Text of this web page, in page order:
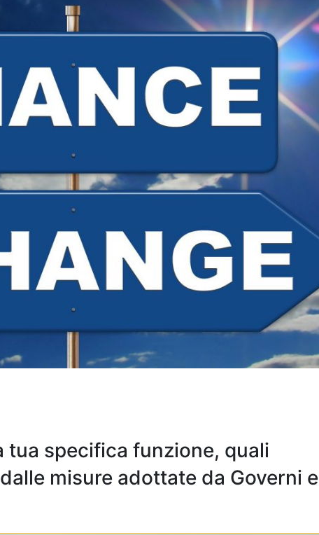
tua specifica funzione, quali
misure adottate da Governi e